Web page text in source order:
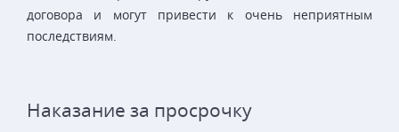
договора и могут привести к очень неприятным
последствиям.
Наказание за просрочку